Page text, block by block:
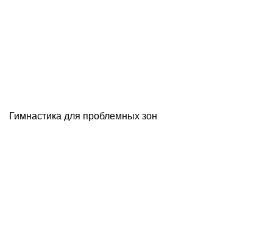
Гимнастика для проблемных зон